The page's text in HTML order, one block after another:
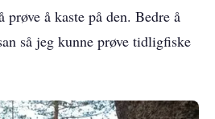
prøve å kaste på den. Bedre å
så jeg kunne prøve tidligfiske